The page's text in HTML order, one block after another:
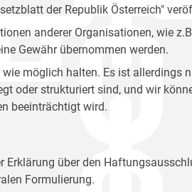
der Republik Österreich"
anderer Organisationen, wie
Gewähr übernommen werden.
möglich halten. Es ist allerdings
oder strukturiert sind, und wir
beeinträchtigt wird.
über den
Formulierung.